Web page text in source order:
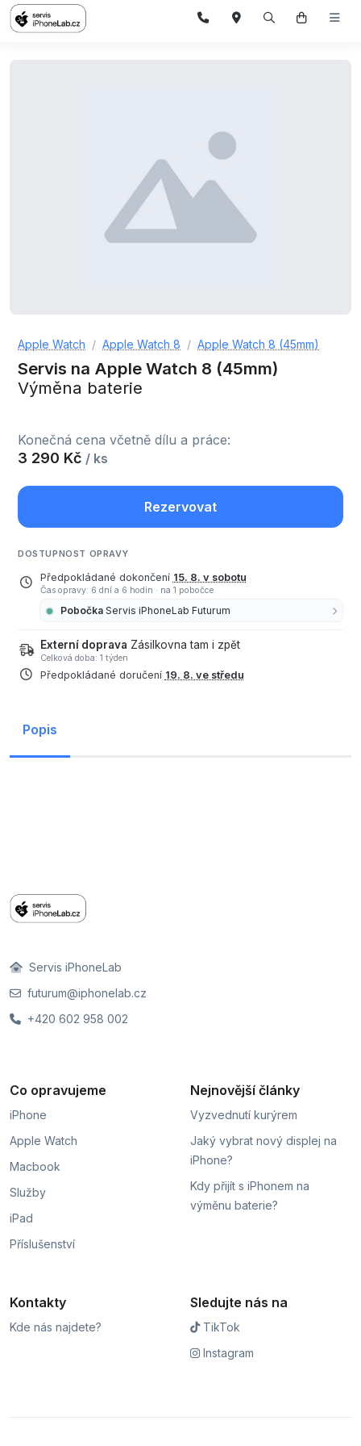
Apple Watch Apple Watch 8 Apple Watch 8 (45mm)
Servis na Apple Watch 8 (45mm)
Výměna baterie
Konečná cena včetně dílu a práce:
3 290 Kč / ks
Rezervovat
DOSTUPNOST OPRAVY
Předpokládané dokončení 15. 8. v sobotu
Čas opravy: 6 dní a 6 hodin · na 1 pobočce
Pobočka Servis iPhoneLab Futurum
Externí doprava Zásilkovna tam i zpět
Celková doba: 1 týden
Předpokládané doručení 19. 8. ve středu
Popis
Servis iPhoneLab
futurum@iphonelab.cz
+420 602 958 002
Co opravujeme
iPhone
Apple Watch
Macbook
Služby
iPad
Příslušenství
Nejnovější články
Vyzvednutí kurýrem
Jaký vybrat nový displej na
iPhone?
Kdy přijít s iPhonem na
výměnu baterie?
Kontakty
Kde nás najdete?
Sledujte nás na
TikTok
Instagram